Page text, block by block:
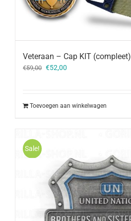
Veteraan – Cap KIT (compleet)
€59,00 Oorspronkelijke
€52,00
Toevoegen aan winkelwagen
Sale!